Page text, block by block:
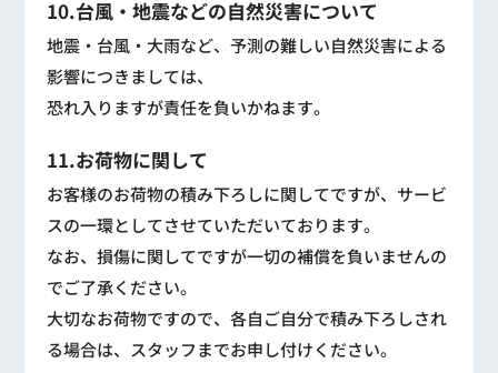
10.台風・地震などの自然災害について
地震・台風・大雨など、予測の難しい自然災害による
影響につきましては、
恐れ入りますが責任を負いかねます。
11.お荷物に関して
お客様のお荷物の積み下ろしに関してですが、サービ
スの一環としてさせていただいております。
なお、損傷に関してですが一切の補償を負いませんの
でご了承ください。
大切なお荷物ですので、各自ご自分で積み下ろしされ
る場合は、スタッフまでお申し付けください。